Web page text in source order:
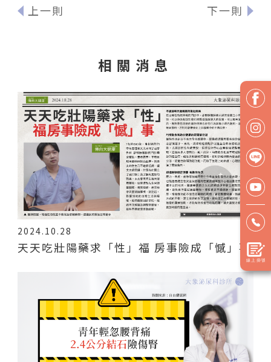
上一則 下一則
相關消息
2024.10.28
天天吃壯陽藥求「性」福 房事險成「憾」事